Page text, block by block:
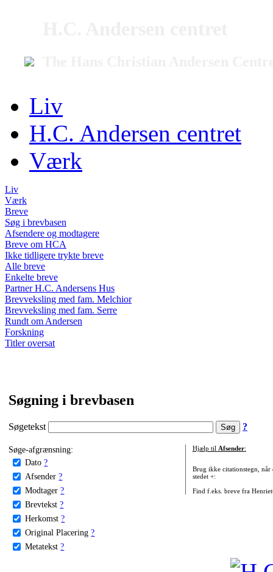
Liv
H.C. Andersen centret
Værk
Liv
Værk
Breve
Søg i brevbasen
Afsendere og modtagere
Breve om HCA
Ikke tidligere trykte breve
Alle breve
Enkelte breve
Partner H.C. Andersens Hus
Brevveksling med fam. Melchior
Brevveksling med fam. Serre
Rundt om Andersen
Forskning
Titler oversat
Søgning i brevbasen
Søgetekst ?
Søge-afgrænsning:
Dato ?
Afsender ?
Modtager ?
Brevtekst ?
Herkomst ?
Original Placering ?
Metatekst ?
Hjælp til Afsender:
Brug ikke citationstegn, når
stedet +:
Find f.eks. breve fra